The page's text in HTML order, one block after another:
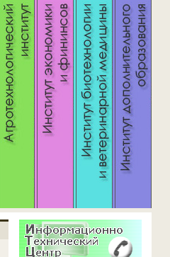
государственная
академия
региональным центром
деятельности,
обеспечения и производства
продукции в
комплексе
области.